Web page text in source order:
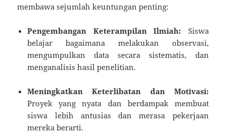
membawa sejumlah keuntungan penting:
Pengembangan Keterampilan Ilmiah: Siswa
belajar bagaimana melakukan observasi,
mengumpulkan data secara sistematis, dan
menganalisis hasil penelitian.
Meningkatkan Keterlibatan dan Motivasi:
Proyek yang nyata dan berdampak membuat
siswa lebih antusias dan merasa pekerjaan
mereka berarti.